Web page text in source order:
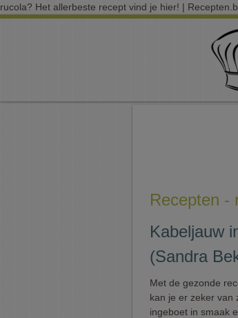
rucola? Het allerbeste recept vind je hier! |
Recepten -
Kabeljauw
(Sandra
Met de gezonde
kan je er zeker van
ingeboet in smaak